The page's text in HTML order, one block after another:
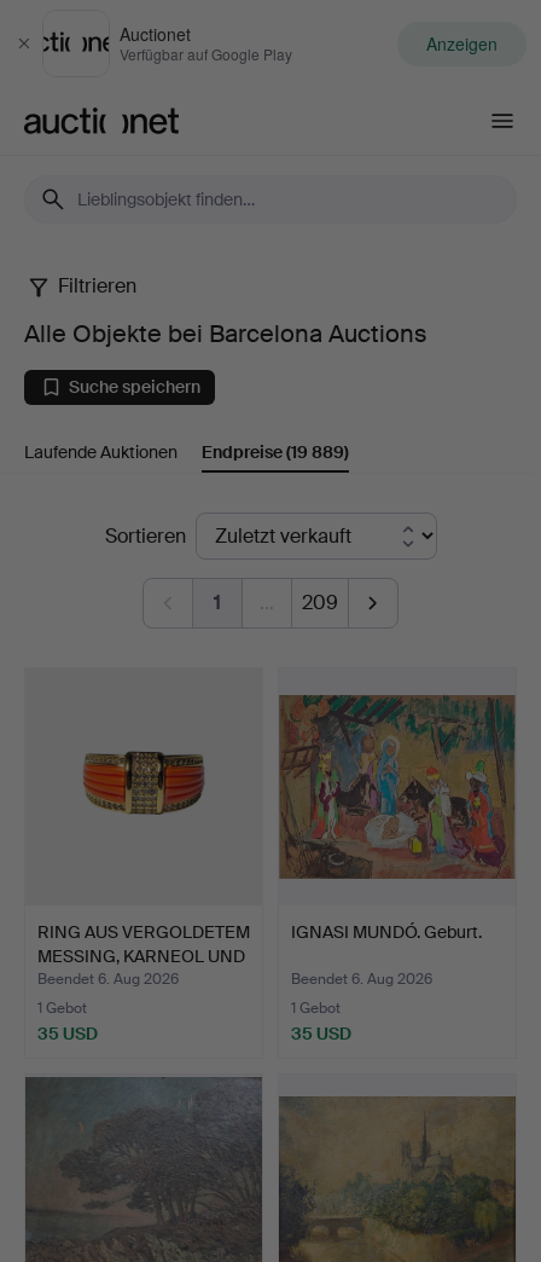
Schließen
Auctionet
Verfügbar auf Google Play Anzeigen
Alle
Objekte
bei
Barcelona
Auctions
Filtrieren
Alle Objekte bei Barcelona Auctions
Suche speichern
Laufende Auktionen Endpreise(19 889)
EndpreiseSortieren
1 … 209
RING AUS VERGOLDETEM
MESSING, KARNEOL UND
…
Beendet 6. Aug 2026
1 Gebot
35 USD
IGNASI MUNDÓ. Geburt.
Beendet 6. Aug 2026
1 Gebot
35 USD